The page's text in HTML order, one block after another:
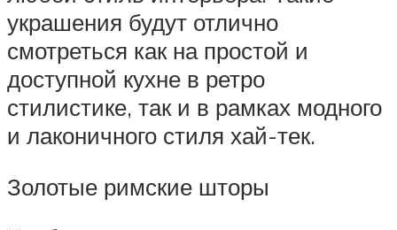
украшения будут отлично
смотреться как на простой и
доступной кухне в ретро
стилистике, так и в рамках модного
и лаконичного стиля хай-тек.
Золотые римские шторы